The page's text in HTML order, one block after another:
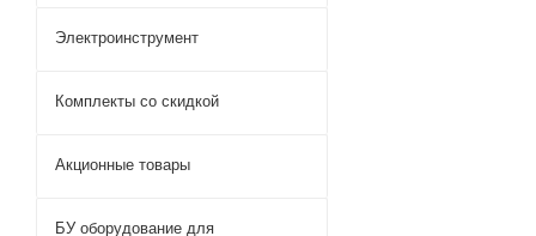
Электроинструмент
Комплекты со скидкой
Акционные товары
БУ оборудование для